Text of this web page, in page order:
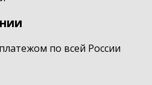
по всей России